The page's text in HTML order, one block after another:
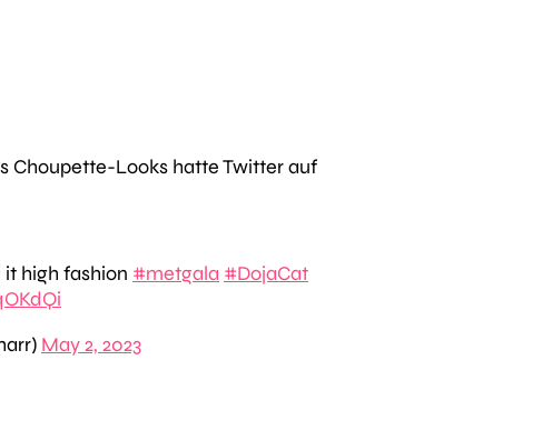
Choupette-Looks hatte Twitter auf
high fashion #metgala #DojaCat
May 2, 2023